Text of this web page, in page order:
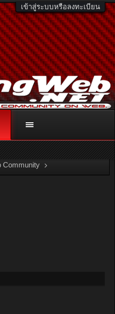
เข้าสู่ระบบหรือลงทะเบียน
หรือโทร. 081-811-1138
ยดเพิ่มเติม คลิกที่นี่
Community